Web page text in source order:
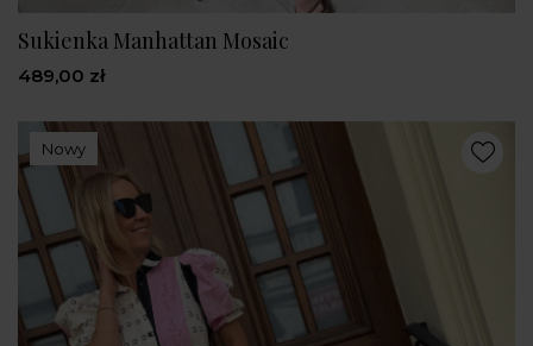
Sukienka Manhattan Mosaic
489,00 zł
Nowy